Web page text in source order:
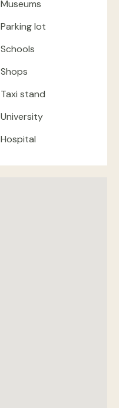
Museums
Parking lot
Schools
Shops
Taxi stand
University
Hospital